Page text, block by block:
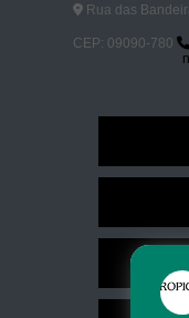
Rua das
CEP: 09090-780